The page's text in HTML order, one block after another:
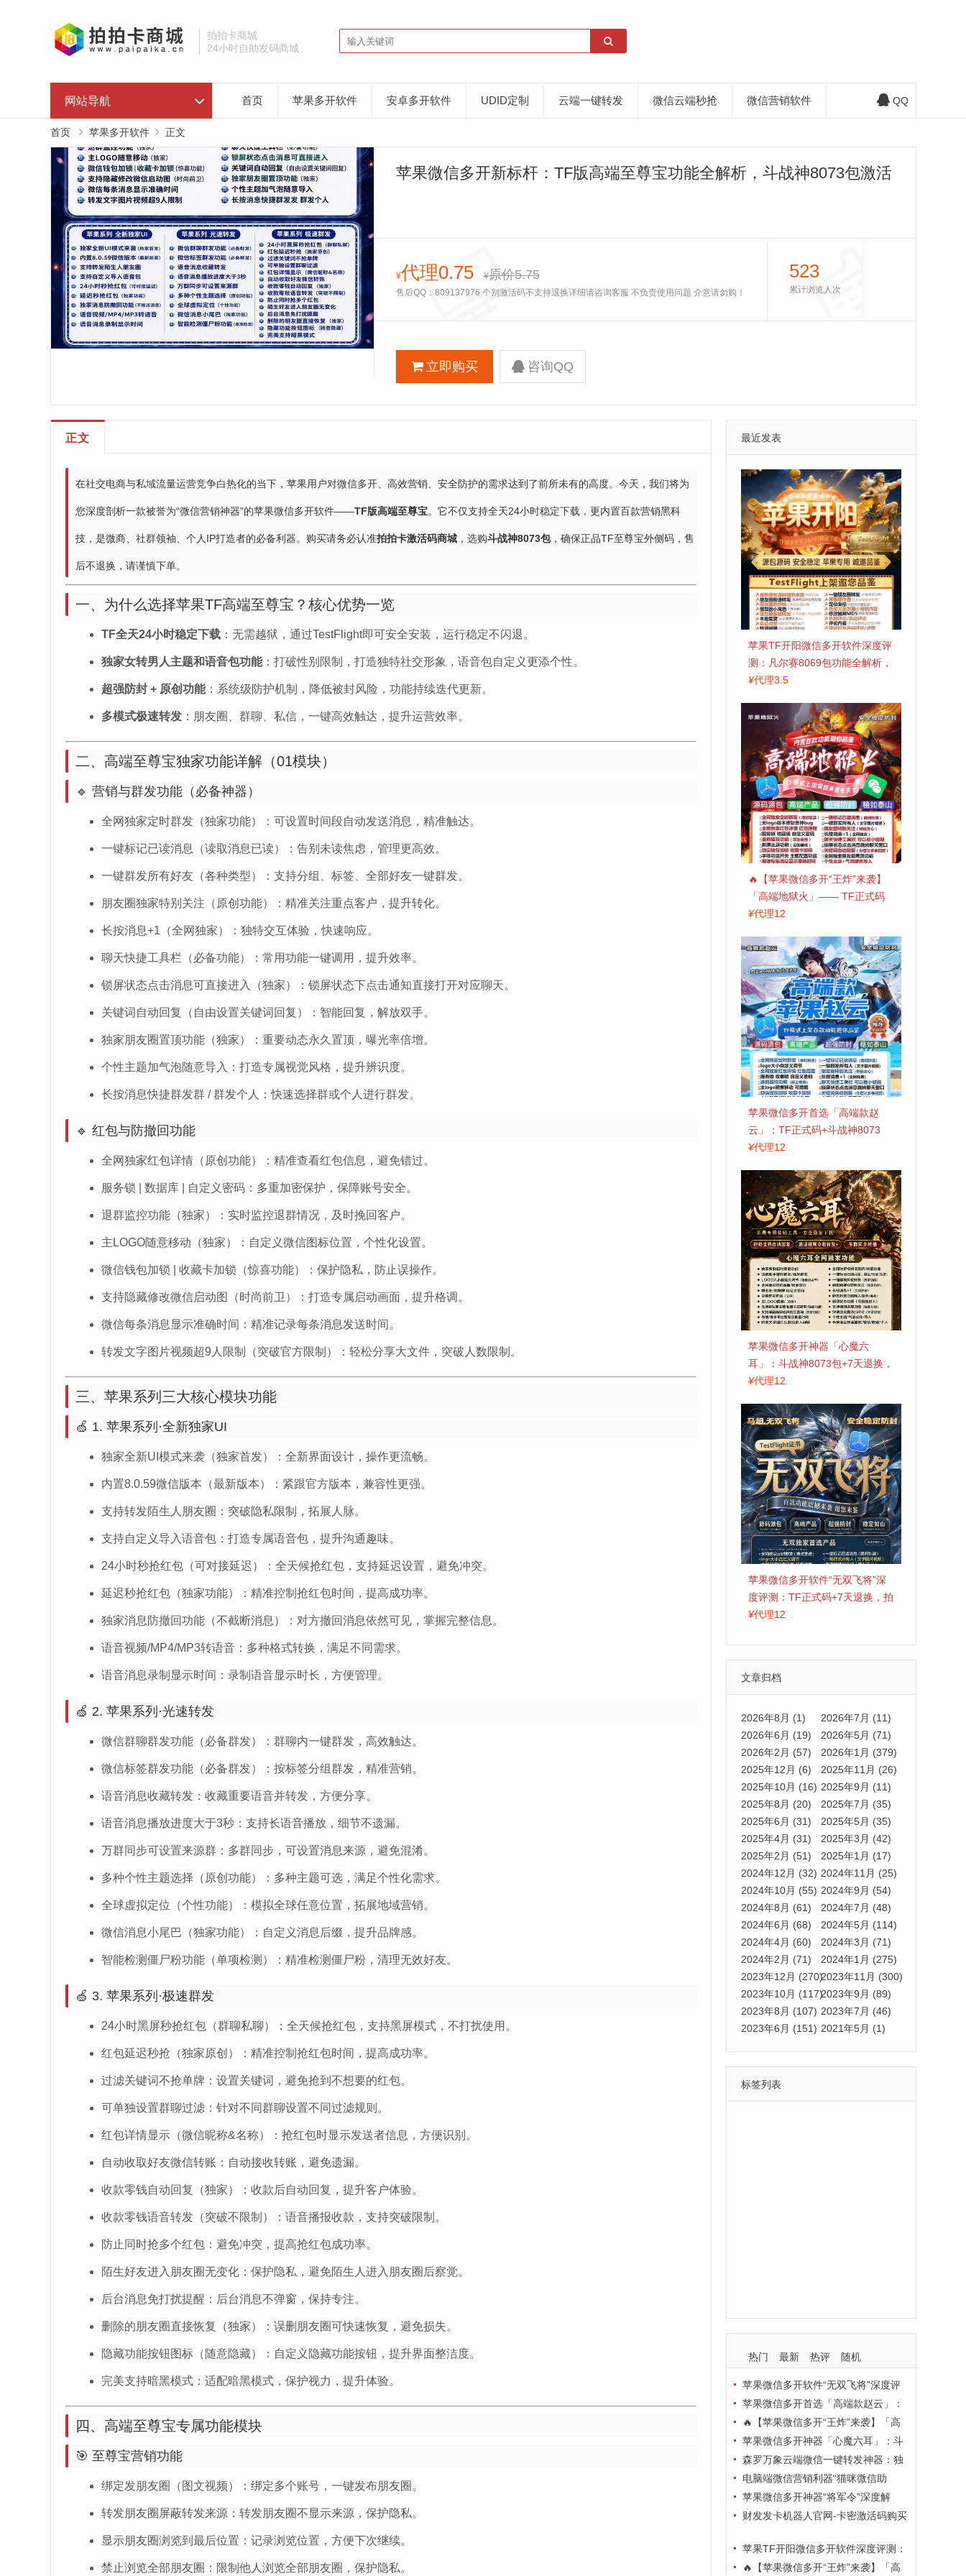
拍拍卡商城
24小时自助发码商城
网站导航 首页 苹果多开软件 安卓多开软件 UDID定制 云端一键转发 微信云端秒抢 微信营销软件 QQ
首页 苹果多开软件 正文
苹果微信多开新标杆：TF版高端至尊宝功能全解析，斗战神8073包激活
¥代理0.75 ¥原价5.75
售后QQ：809137976 个别激活码不支持退换详细请咨询客服 不负责使用问题 介意请勿购！
523
累计浏览人次
立即购买 咨询QQ
正文
在社交电商与私域流量运营竞争白热化的当下，苹果用户对微信多开、高效营销、安全防护的需求达到了前所未有的高度。今天，我们将为
您深度剖析一款被誉为“微信营销神器”的苹果微信多开软件——TF版高端至尊宝。它不仅支持全天24小时稳定下载，更内置百款营销黑科
技，是微商、社群领袖、个人IP打造者的必备利器。购买请务必认准拍拍卡激活码商城，选购斗战神8073包，确保正品TF至尊宝外侧码，售
后不退换，请谨慎下单。
一、为什么选择苹果TF高端至尊宝？核心优势一览
TF全天24小时稳定下载：无需越狱，通过TestFlight即可安全安装，运行稳定不闪退。
独家女转男人主题和语音包功能：打破性别限制，打造独特社交形象，语音包自定义更添个性。
超强防封 + 原创功能：系统级防护机制，降低被封风险，功能持续迭代更新。
多模式极速转发：朋友圈、群聊、私信，一键高效触达，提升运营效率。
二、高端至尊宝独家功能详解（01模块）
🔹 营销与群发功能（必备神器）
全网独家定时群发（独家功能）：可设置时间段自动发送消息，精准触达。
一键标记已读消息（读取消息已读）：告别未读焦虑，管理更高效。
一键群发所有好友（各种类型）：支持分组、标签、全部好友一键群发。
朋友圈独家特别关注（原创功能）：精准关注重点客户，提升转化。
长按消息+1（全网独家）：独特交互体验，快速响应。
聊天快捷工具栏（必备功能）：常用功能一键调用，提升效率。
锁屏状态点击消息可直接进入（独家）：锁屏状态下点击通知直接打开对应聊天。
关键词自动回复（自由设置关键词回复）：智能回复，解放双手。
独家朋友圈置顶功能（独家）：重要动态永久置顶，曝光率倍增。
个性主题加气泡随意导入：打造专属视觉风格，提升辨识度。
长按消息快捷群发群 / 群发个人：快速选择群或个人进行群发。
🔹 红包与防撤回功能
全网独家红包详情（原创功能）：精准查看红包信息，避免错过。
服务锁 | 数据库 | 自定义密码：多重加密保护，保障账号安全。
退群监控功能（独家）：实时监控退群情况，及时挽回客户。
主LOGO随意移动（独家）：自定义微信图标位置，个性化设置。
微信钱包加锁 | 收藏卡加锁（惊喜功能）：保护隐私，防止误操作。
支持隐藏修改微信启动图（时尚前卫）：打造专属启动画面，提升格调。
微信每条消息显示准确时间：精准记录每条消息发送时间。
转发文字图片视频超9人限制（突破官方限制）：轻松分享大文件，突破人数限制。
三、苹果系列三大核心模块功能
🍏 1. 苹果系列·全新独家UI
独家全新UI模式来袭（独家首发）：全新界面设计，操作更流畅。
内置8.0.59微信版本（最新版本）：紧跟官方版本，兼容性更强。
支持转发陌生人朋友圈：突破隐私限制，拓展人脉。
支持自定义导入语音包：打造专属语音包，提升沟通趣味。
24小时秒抢红包（可对接延迟）：全天候抢红包，支持延迟设置，避免冲突。
延迟秒抢红包（独家功能）：精准控制抢红包时间，提高成功率。
独家消息防撤回功能（不截断消息）：对方撤回消息依然可见，掌握完整信息。
语音视频/MP4/MP3转语音：多种格式转换，满足不同需求。
语音消息录制显示时间：录制语音显示时长，方便管理。
🍏 2. 苹果系列·光速转发
微信群聊群发功能（必备群发）：群聊内一键群发，高效触达。
微信标签群发功能（必备群发）：按标签分组群发，精准营销。
语音消息收藏转发：收藏重要语音并转发，方便分享。
语音消息播放进度大于3秒：支持长语音播放，细节不遗漏。
万群同步可设置来源群：多群同步，可设置消息来源，避免混淆。
多种个性主题选择（原创功能）：多种主题可选，满足个性化需求。
全球虚拟定位（个性功能）：模拟全球任意位置，拓展地域营销。
微信消息小尾巴（独家功能）：自定义消息后缀，提升品牌感。
智能检测僵尸粉功能（单项检测）：精准检测僵尸粉，清理无效好友。
🍏 3. 苹果系列·极速群发
24小时黑屏秒抢红包（群聊私聊）：全天候抢红包，支持黑屏模式，不打扰使用。
红包延迟秒抢（独家原创）：精准控制抢红包时间，提高成功率。
过滤关键词不抢单牌：设置关键词，避免抢到不想要的红包。
可单独设置群聊过滤：针对不同群聊设置不同过滤规则。
红包详情显示（微信昵称&名称）：抢红包时显示发送者信息，方便识别。
自动收取好友微信转账：自动接收转账，避免遗漏。
收款零钱自动回复（独家）：收款后自动回复，提升客户体验。
收款零钱语音转发（突破不限制）：语音播报收款，支持突破限制。
防止同时抢多个红包：避免冲突，提高抢红包成功率。
陌生好友进入朋友圈无变化：保护隐私，避免陌生人进入朋友圈后察觉。
后台消息免打扰提醒：后台消息不弹窗，保持专注。
删除的朋友圈直接恢复（独家）：误删朋友圈可快速恢复，避免损失。
隐藏功能按钮图标（随意隐藏）：自定义隐藏功能按钮，提升界面整洁度。
完美支持暗黑模式：适配暗黑模式，保护视力，提升体验。
四、高端至尊宝专属功能模块
🎯 至尊宝营销功能
绑定发朋友圈（图文视频）：绑定多个账号，一键发布朋友圈。
转发朋友圈屏蔽转发来源：转发朋友圈不显示来源，保护隐私。
显示朋友圈浏览到最后位置：记录浏览位置，方便下次继续。
禁止浏览全部朋友圈：限制他人浏览全部朋友圈，保护隐私。
最近发表
苹果TF开阳微信多开软件深度评
测：凡尔赛8069包功能全解析，
TestFlight稳定版上架，激活认准
¥代理3.5
🔥【苹果微信多开“王炸”来袭】
「高端地狱火」—— TF正式码
+斗战神8073包，7天退换，安全
¥代理12
苹果微信多开首选「高端款赵
云」：TF正式码+斗战神8073
包，7天退换认准拍拍卡激活码
¥代理12
苹果微信多开神器「心魔六
耳」：斗战神8073包+7天退换，
认准拍拍卡激活码商城
¥代理12
苹果微信多开软件“无双飞将”深
度评测：TF正式码+7天退换，拍
拍卡激活码商城正品保障
¥代理12
文章归档
2026年8月 (1)
2026年7月 (11)
2026年6月 (19)
2026年5月 (71)
2026年2月 (57)
2026年1月 (379)
2025年12月 (6)
2025年11月 (26)
2025年10月 (16) 2025年9月 (11)
2025年8月 (20)
2025年7月 (35)
2025年6月 (31)
2025年5月 (35)
2025年4月 (31)
2025年3月 (42)
2025年2月 (51)
2025年1月 (17)
2024年12月 (32) 2024年11月 (25)
2024年10月 (55) 2024年9月 (54)
2024年8月 (61)
2024年7月 (48)
2024年6月 (68)
2024年5月 (114)
2024年4月 (60)
2024年3月 (71)
2024年2月 (71)
2024年1月 (275)
2023年12月 (270)2023年11月 (300)
2023年10月 (117)2023年9月 (89)
2023年8月 (107) 2023年7月 (46)
2023年6月 (151) 2021年5月 (1)
标签列表
热门 最新 热评 随机
苹果微信多开软件“无双飞将”深度评
测：TF正式码+7天退换，拍拍卡激活
码商城正品保障
苹果微信多开首选「高端款赵云」：
TF正式码+斗战神8073包，7天退换认
准拍拍卡激活码商城
🔥【苹果微信多开“王炸”来袭】「高
端地狱火」—— TF正式码+斗战神807
3包，7天退换，安全防封，多开自由触
手可及！
苹果微信多开神器「心魔六耳」：斗
战神8073包+7天退换，认准拍拍卡激
活码商城
森罗万象云端微信一键转发神器：独
家源码·安全防封·月卡季卡半年卡年卡
授权，7天无理由退换！
电脑端微信营销利器“猫咪微信助
手”深度评测：7大模块功能全解析，多
卡种授权灵活选
苹果微信多开神器“将军令”深度解
析：8073版本包+TF外侧码，微商营销
财发发卡机器人官网-卡密激活码购买
换苹果TF开阳微信多开软件深度评测：
凡尔赛8069包功能全解析，TestFlight
🔥【苹果微信多开“王炸”来袭】「高